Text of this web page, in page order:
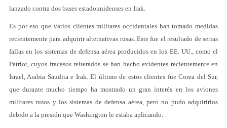
lanzado contra dos bases estadounidenses en Irak.
Es por eso que varios clientes militares occidentales han tomado medidas
recientemente para adquirir alternativas rusas. Este fue el resultado de serias
fallas en los sistemas de defensa aérea producidos en los EE. UU., como el
Patriot, cuyos fracasos reiterados se han hecho evidentes recientemente en
Israel, Arabia Saudita e Irak. El último de estos clientes fue Corea del Sur,
que durante mucho tiempo ha mostrado un gran interés en los aviones
militares rusos y los sistemas de defensa aérea, pero no pudo adquirirlos
debido a la presión que Washington le estaba aplicando.